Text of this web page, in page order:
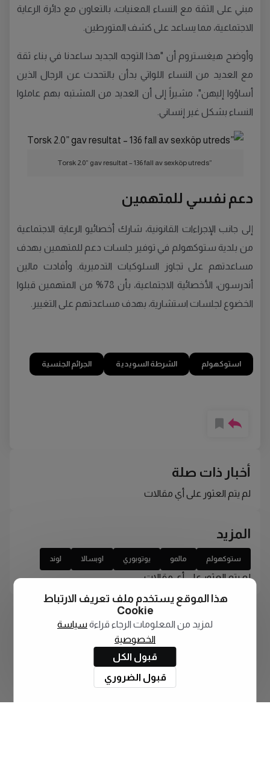
مبني على الثقة مع النساء المعنيات، بالتعاون مع دائرة الرعاية
الاجتماعية، مما يساعد على كشف المتورطين.
وأوضح هيغستروم أن "هذا التوجه الجديد ساعدنا في بناء ثقة
مع العديد من النساء اللواتي بدأن بالتحدث عن الرجال الذين
أساؤوا إليهن"، مشيراً إلى أن العديد من المشتبه بهم عاملوا
النساء بشكل غير إنساني.
”Torsk 2.0” gav resultat – 136 fall av sexköp utreds
دعم نفسي للمتهمين
إلى جانب الإجراءات القانونية، شارك أخصائيو الرعاية الاجتماعية
من بلدية ستوكهولم في توفير جلسات دعم للمتهمين بهدف
مساعدتهم على تجاوز السلوكيات التدميرية. وأفادت مالين
أندرسون، الأخصائية الاجتماعية، بأن 78% من المتهمين قبلوا
الخضوع لجلسات استشارية، بهدف مساعدتهم على التغيير.
استوكهولم الشرطة السويدية الجرائم الجنسية
أخبار ذات صلة
لم يتم العثور على أي مقالات
المزيد
ستوكهولم مالمو يوتوبوري اوبسالا لوند
لم يتم العثور على أي مقالات
هذا الموقع يستخدم ملف تعريف الارتباط
Cookie
لمزيد من المعلومات الرجاء قراءة سياسة
الخصوصية
قبول الكل
قبول الضروري